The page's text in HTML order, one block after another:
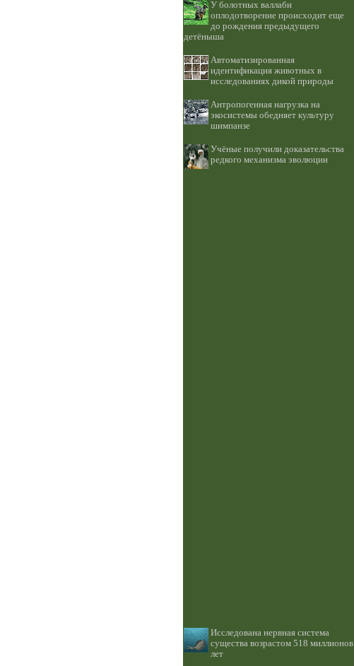
У болотных валлаби
оплодотворение происходит еще
до рождения предыдущего
детёныша
Автоматизированная
идентификация животных в
исследованиях дикой природы
Антропогенная нагрузка на
экосистемы обедняет культуру
шимпанзе
Учёные получили доказательства
редкого механизма эволюции
Исследована нервная система
существа возрастом 518 миллионов
лет